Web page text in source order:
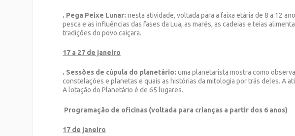
. Pega Peixe Lunar: nesta atividade, voltada para a faixa etária de 8 a 12
pesca e as influências das fases da Lua, as marés, as cadeias e teias
tradições do povo caiçara.
17 a 27 de janeiro
. Sessões de cúpula do planetário: uma planetarista mostra como
constelações e planetas e quais as histórias da mitologia por trás deles. A
A lotação do Planetário é de 65 lugares.
Programação de oficinas (voltada para crianças a partir dos 6 anos)
17 de janeiro